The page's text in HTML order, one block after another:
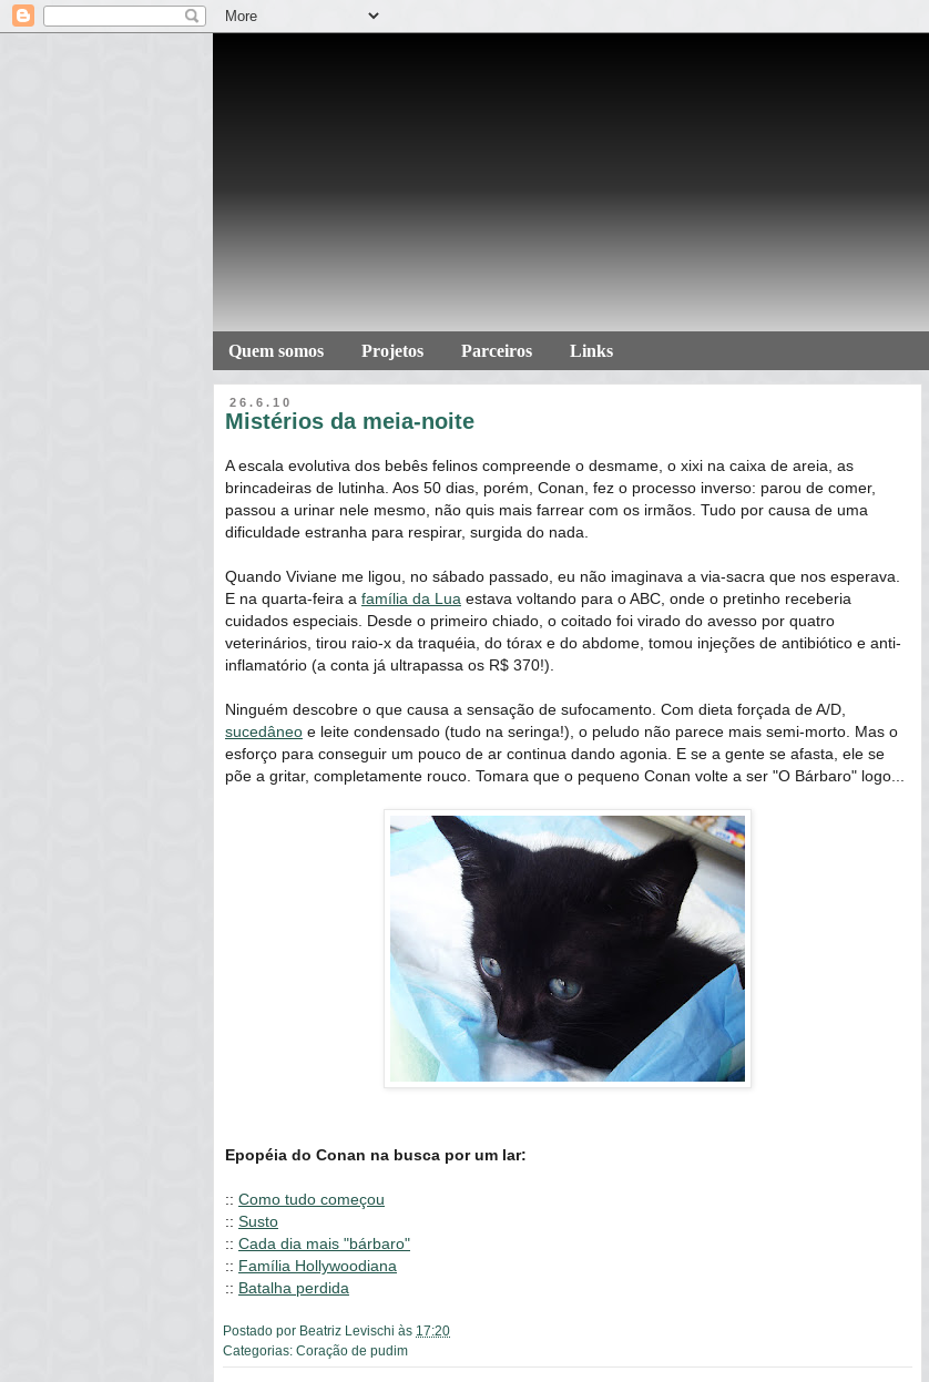
Quem somos Projetos Parceiros Links
26.6.10
Mistérios da meia-noite
A escala evolutiva dos bebês felinos compreende o desmame, o xixi na caixa de areia, as
brincadeiras de lutinha. Aos 50 dias, porém, Conan, fez o processo inverso: parou de comer,
passou a urinar nele mesmo, não quis mais farrear com os irmãos. Tudo por causa de uma
dificuldade estranha para respirar, surgida do nada.
Quando Viviane me ligou, no sábado passado, eu não imaginava a via-sacra que nos esperava.
E na quarta-feira a família da Lua estava voltando para o ABC, onde o pretinho receberia
cuidados especiais. Desde o primeiro chiado, o coitado foi virado do avesso por quatro
veterinários, tirou raio-x da traquéia, do tórax e do abdome, tomou injeções de antibiótico e anti-
inflamatório (a conta já ultrapassa os R$ 370!).
Ninguém descobre o que causa a sensação de sufocamento. Com dieta forçada de A/D,
sucedâneo e leite condensado (tudo na seringa!), o peludo não parece mais semi-morto. Mas o
esforço para conseguir um pouco de ar continua dando agonia. E se a gente se afasta, ele se
põe a gritar, completamente rouco. Tomara que o pequeno Conan volte a ser "O Bárbaro" logo...
Epopéia do Conan na busca por um lar:
:: Como tudo começou
:: Susto
:: Cada dia mais "bárbaro"
:: Família Hollywoodiana
:: Batalha perdida
Postado por Beatriz Levischi às 17:20
Categorias: Coração de pudim